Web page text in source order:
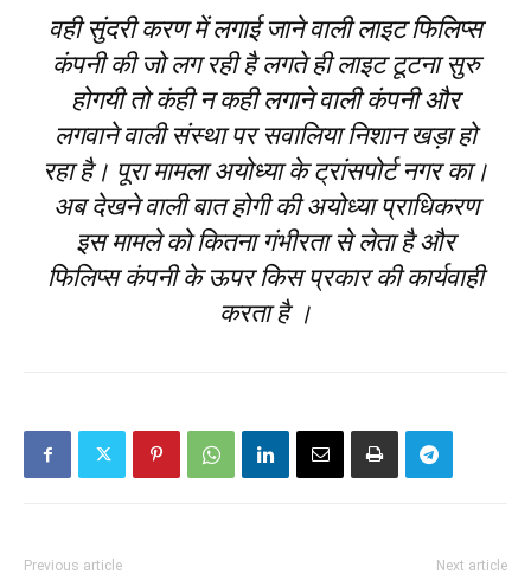
वही सुंदरी करण में लगाई जाने वाली लाइट फिलिप्स
कंपनी की जो लग रही है लगते ही लाइट टूटना सुरु
होगयी तो कंही न कही लगाने वाली कंपनी और
लगवाने वाली संस्था पर सवालिया निशान खड़ा हो
रहा है। पूरा मामला अयोध्या के ट्रांसपोर्ट नगर का।
अब देखने वाली बात होगी की अयोध्या प्राधिकरण
इस मामले को कितना गंभीरता से लेता है और
फिलिप्स कंपनी के ऊपर किस प्रकार की कार्यवाही
करता है ।
Previous article Next article